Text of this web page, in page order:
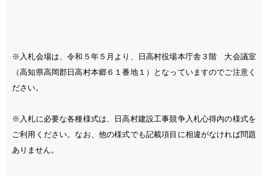
※入札会場は、令和５年５月より、日高村役場本庁舎３階 大会議室
（高知県高岡郡日高村本郷６１番地１）となっていますのでご注意く
ださい。
※入札に必要な各種様式は、日高村建設工事競争入札心得内の様式を
ご利用ください。なお、他の様式でも記載項目に相違がなければ問題
ありません。